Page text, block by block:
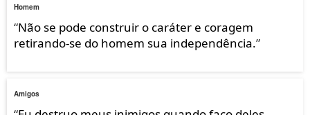
Homem
“Não se pode construir o caráter e coragem
retirando-se do homem sua independência.”
Amigos